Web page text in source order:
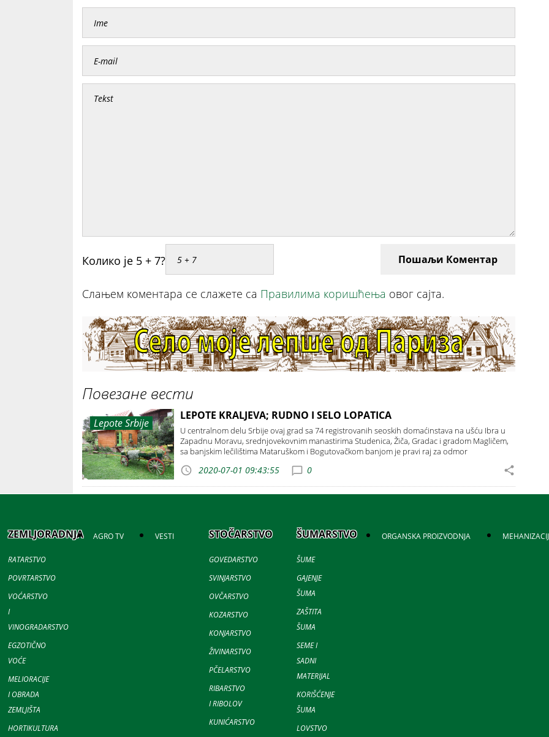
Колико је 5 + 7? Пошаљи Коментар
Слањем коментара се слажете са Правилима коришћења овог сајта.
Повезане вести
Lepote Srbije
LEPOTE KRALJEVA; RUDNO I SELO LOPATICA
U centralnom delu Srbije ovaj grad sa 74 registrovanih seoskih domaćinstava na ušću Ibra u
Zapadnu Moravu, srednjovekovnim manastirima Studenica, Žiča, Gradac i gradom Magličem,
sa banjskim lečilištima Mataruškom i Bogutovačkom banjom je pravi raj za odmor
2020-07-01 09:43:55 0
ZEMLJORADNJA
RATARSTVO
POVRTARSTVO
VOĆARSTVO
I
VINOGRADARSTVO
EGZOTIČNO
VOĆE
MELIORACIJE
I OBRADA
ZEMLJIŠTA
HORTIKULTURA
AGRO TV VESTI STOČARSTVO
GOVEDARSTVO
SVINJARSTVO
OVČARSTVO
KOZARSTVO
KONJARSTVO
ŽIVINARSTVO
PČELARSTVO
RIBARSTVO
I RIBOLOV
KUNIĆARSTVO
ŠUMARSTVO
ŠUME
GAJENJE
ŠUMA
ZAŠTITA
ŠUMA
SEME I
SADNI
MATERIJAL
KORIŠĆENJE
ŠUMA
LOVSTVO
ORGANSKA PROIZVODNJA